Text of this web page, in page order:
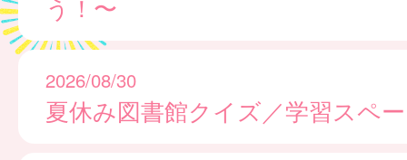
う！〜
2026/08/30
夏休み図書館クイズ／学習スペ